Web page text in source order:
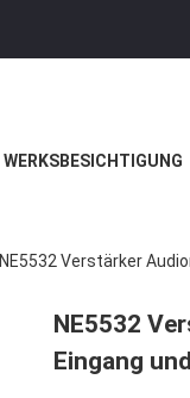
WERKSBESICHTIGUNG
NE5532 Verstärker
NE5532
Eingang